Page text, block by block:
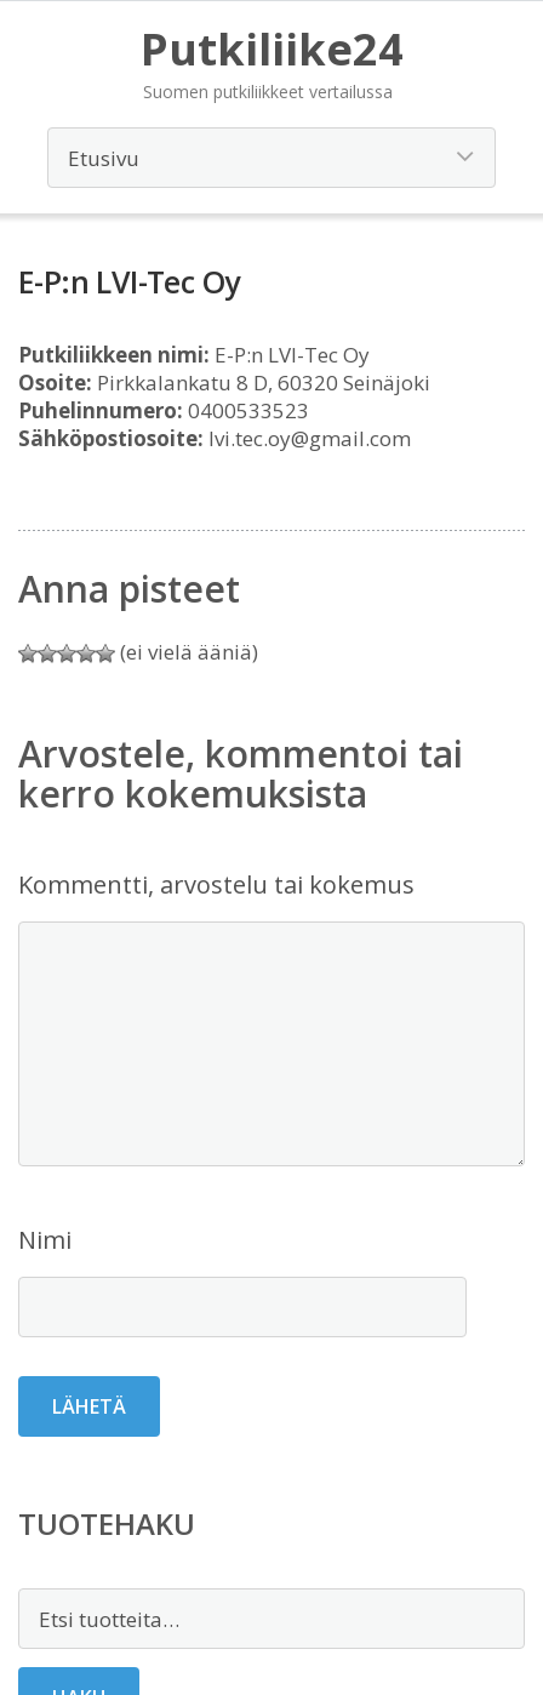
Putkiliike24
Suomen putkiliikkeet vertailussa
E-P:n LVI-Tec Oy
Putkiliikkeen nimi: E-P:n LVI-Tec Oy
Osoite: Pirkkalankatu 8 D, 60320 Seinäjoki
Puhelinnumero: 0400533523
Sähköpostiosoite: lvi.tec.oy@gmail.com
Anna pisteet
(ei vielä ääniä)
Arvostele, kommentoi tai
kerro kokemuksista
Kommentti, arvostelu tai kokemus
Nimi
TUOTEHAKU